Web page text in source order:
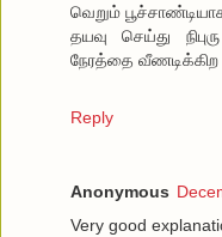
வெறும்
தயவு செய்து
நேரத்தை
Reply
Anonymous
Very good